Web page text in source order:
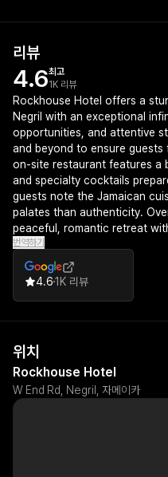
리뷰
4.6최고
1K 리뷰
Rockhouse Hotel offers a
Negril with an exceptional
opportunities, and attentive
and beyond to ensure guests
on-site restaurant features a
and specialty cocktails
guests note the Jamaican
palates than authenticity.
peaceful, romantic retreat
accommodations, beautiful
atmosphere that guests
concerns about outdoor
번역하기
4.61K 리뷰
위치
Rockhouse Hotel
W End Rd, Negril, 자메이카